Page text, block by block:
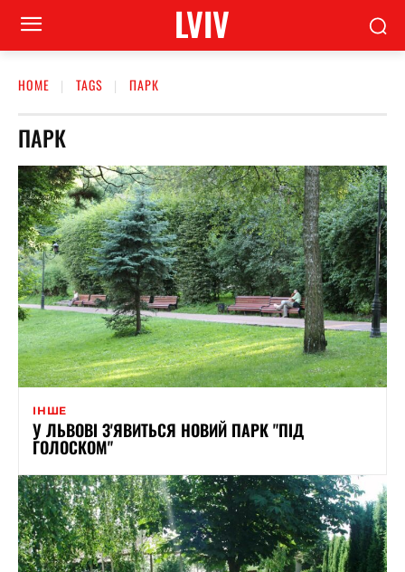
LVIV
HOME TAGS ПАРК
ПАРК
ІНШЕ
У ЛЬВОВІ З'ЯВИТЬСЯ НОВИЙ ПАРК "ПІД
ГОЛОСКОМ"